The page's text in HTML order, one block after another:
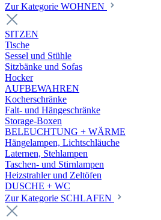
Zur Kategorie WOHNEN
SITZEN
Tische
Sessel und Stühle
Sitzbänke und Sofas
Hocker
AUFBEWAHREN
Kocherschränke
Falt- und Hängeschränke
Storage-Boxen
BELEUCHTUNG + WÄRME
Hängelampen, Lichtschläuche
Laternen, Stehlampen
Taschen- und Stirnlampen
Heizstrahler und Zeltöfen
DUSCHE + WC
Zur Kategorie SCHLAFEN